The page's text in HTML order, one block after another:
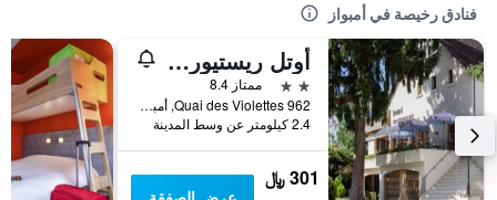
فنادق رخيصة في أمبواز
أوتل ريستيوران لا بوني إيتاب
2 نجمتين
ممتاز 8.4
962 Quai des Violettes, أمبواز, إقليم أندر ولوار, فرنسا
2.4 كيلومتر عن وسط المدينة
301 ﷼